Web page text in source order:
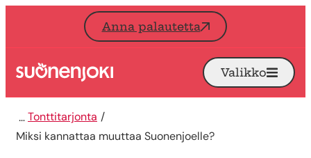
Siirry sisältöön
Anna palautetta
Etusivu Avaa
Valikko
Tonttitarjonta
Miksi kannattaa muuttaa Suonenjoelle?